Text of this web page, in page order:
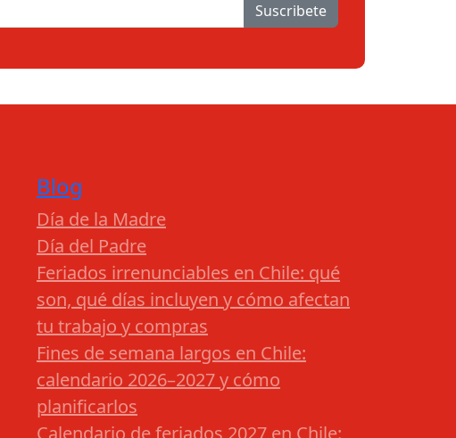
Suscribete
Blog
Día de la Madre
Día del Padre
Feriados irrenunciables en Chile: qué
son, qué días incluyen y cómo afectan
tu trabajo y compras
Fines de semana largos en Chile:
calendario 2026–2027 y cómo
planificarlos
Calendario de feriados 2027 en Chile: